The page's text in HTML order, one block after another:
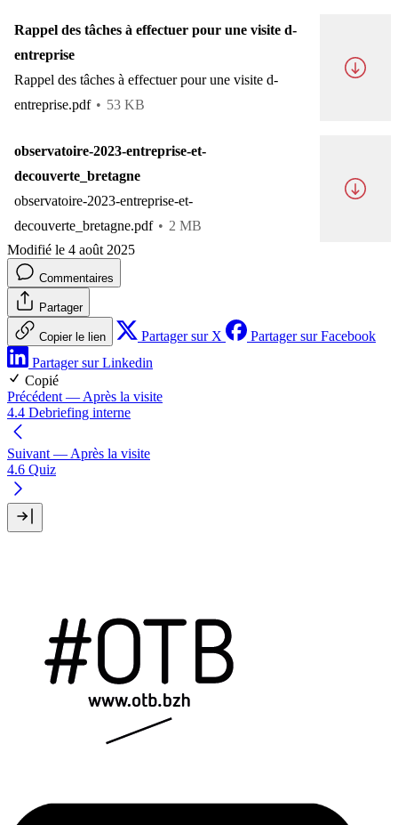
Rappel des tâches à effectuer pour une visite d-
entreprise
Rappel des tâches à effectuer pour une visite d-
entreprise.pdf
53 KB
observatoire-2023-entreprise-et-
decouverte_bretagne
observatoire-2023-entreprise-et-
decouverte_bretagne.pdf
2 MB
Modifié le 4 août 2025
Commentaires
Partager
Copier le lien Partager sur X
Partager sur Facebook
Partager sur Linkedin
Copié
Précédent — Après la visite
4.4 Debriefing interne
Suivant — Après la visite
4.6 Quiz